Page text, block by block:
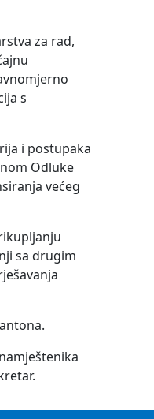
za rad,
s
i postupaka
Odluke
većeg
sa drugim